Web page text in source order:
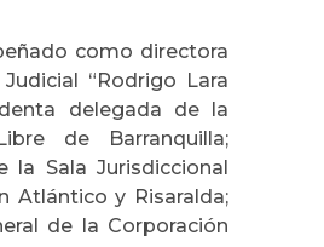
como directora
“Rodrigo Lara
delegada de la
de Barranquilla;
la Sala Jurisdiccional
Atlántico y Risaralda;
de la Corporación